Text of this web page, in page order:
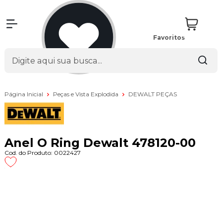
Favoritos
Página Inicial Peças e Vista Explodida DEWALT PEÇAS
Anel O Ring Dewalt 478120-00
Cod. do Produto: 0022427